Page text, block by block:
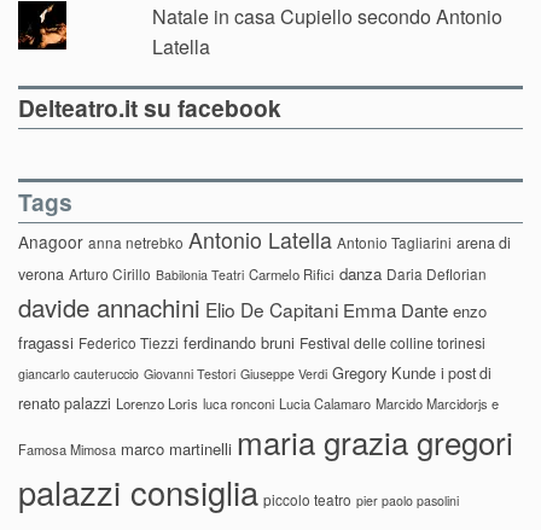
Natale in casa Cupiello secondo Antonio
Latella
Delteatro.it su facebook
Tags
Anagoor anna netrebko Antonio Latella Antonio Tagliarini arena di
verona Arturo Cirillo Babilonia Teatri Carmelo Rifici danza Daria Deflorian
davide annachini Elio De Capitani Emma Dante enzo
fragassi Federico Tiezzi ferdinando bruni Festival delle colline torinesi
giancarlo cauteruccio Giovanni Testori Giuseppe Verdi Gregory Kunde i post di
renato palazzi Lorenzo Loris luca ronconi Lucia Calamaro Marcido Marcidorjs e
Famosa Mimosa marco martinelli maria grazia gregori
palazzi consiglia piccolo teatro pier paolo pasolini